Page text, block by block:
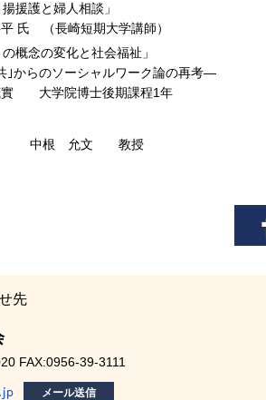
揚援護と婦人相談」
（長崎短期大学講師）
の概念の変化と社会福祉」
からのソーシャルワーク論の再考―
学院博士後期課程1年
」 中根 允文 教授
先
FAX:0956-39-3111
メール送信